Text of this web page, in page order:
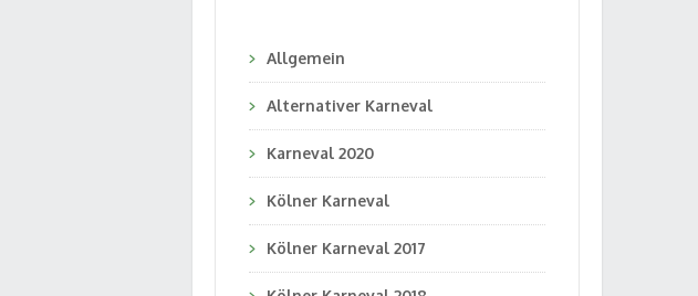
Allgemein
Alternativer Karneval
Karneval 2020
Kölner Karneval
Kölner Karneval 2017